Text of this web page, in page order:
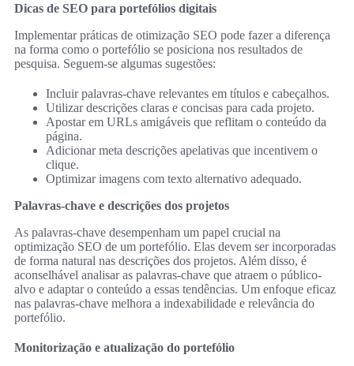
Dicas de SEO para portefólios digitais
Implementar práticas de otimização SEO pode fazer a diferença
na forma como o portefólio se posiciona nos resultados de
pesquisa. Seguem-se algumas sugestões:
Incluir palavras-chave relevantes em títulos e cabeçalhos.
Utilizar descrições claras e concisas para cada projeto.
Apostar em URLs amigáveis que reflitam o conteúdo da
página.
Adicionar meta descrições apelativas que incentivem o
clique.
Optimizar imagens com texto alternativo adequado.
Palavras-chave e descrições dos projetos
As palavras-chave desempenham um papel crucial na
optimização SEO de um portefólio. Elas devem ser incorporadas
de forma natural nas descrições dos projetos. Além disso, é
aconselhável analisar as palavras-chave que atraem o público-
alvo e adaptar o conteúdo a essas tendências. Um enfoque eficaz
nas palavras-chave melhora a indexabilidade e relevância do
portefólio.
Monitorização e atualização do portefólio